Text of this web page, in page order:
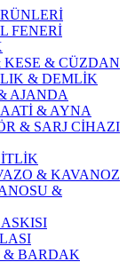
FENERİ
KESE & CÜZDAN
& DEMLİK
AJANDA
& AYNA
& SARJ CİHAZI
& KAVANOZ
&
& BARDAK